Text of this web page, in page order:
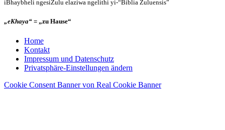
iBhaybheli ngesiZulu elaziwa ngelithi yi-“Biblia Zuluensis”
„eKhaya“ = „zu Hause“
Home
Kontakt
Impressum und Datenschutz
Privatsphäre-Einstellungen ändern
Cookie Consent Banner von Real Cookie Banner